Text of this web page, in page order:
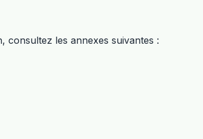
consultez les annexes suivantes :